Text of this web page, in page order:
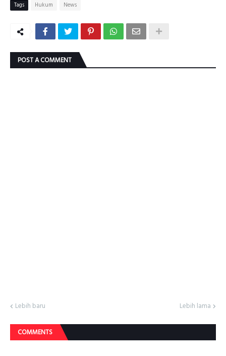
Tags Hukum News
POST A COMMENT
Lebih baru Lebih lama
COMMENTS